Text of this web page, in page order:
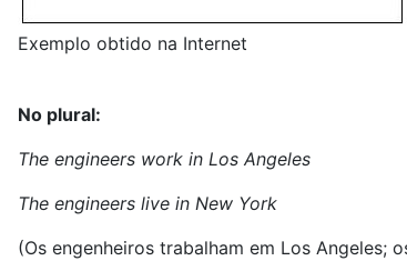
Exemplo obtido na Internet
No plural:
The engineers work in Los Angeles
The engineers live in New York
(Os engenheiros trabalham em Los Angeles;